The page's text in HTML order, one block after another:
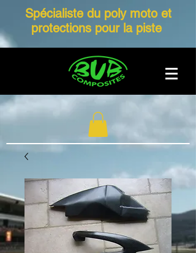
Spécialiste du poly moto et
protections pour la piste